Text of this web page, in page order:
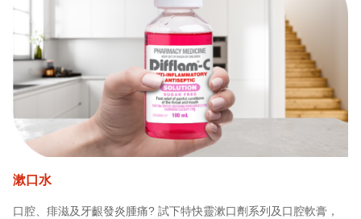
漱口水
口腔、痱滋及牙齦發炎腫痛? 試下特快靈漱口劑系列及口腔軟膏，